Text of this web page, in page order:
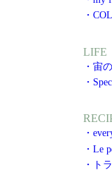
・
LIFE
・宙
・
・
・Le
・ト